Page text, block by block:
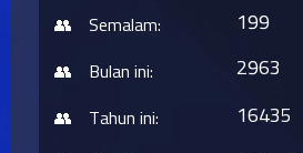
Semalam:
Bulan ini:
Tahun ini:
199
2963
16435